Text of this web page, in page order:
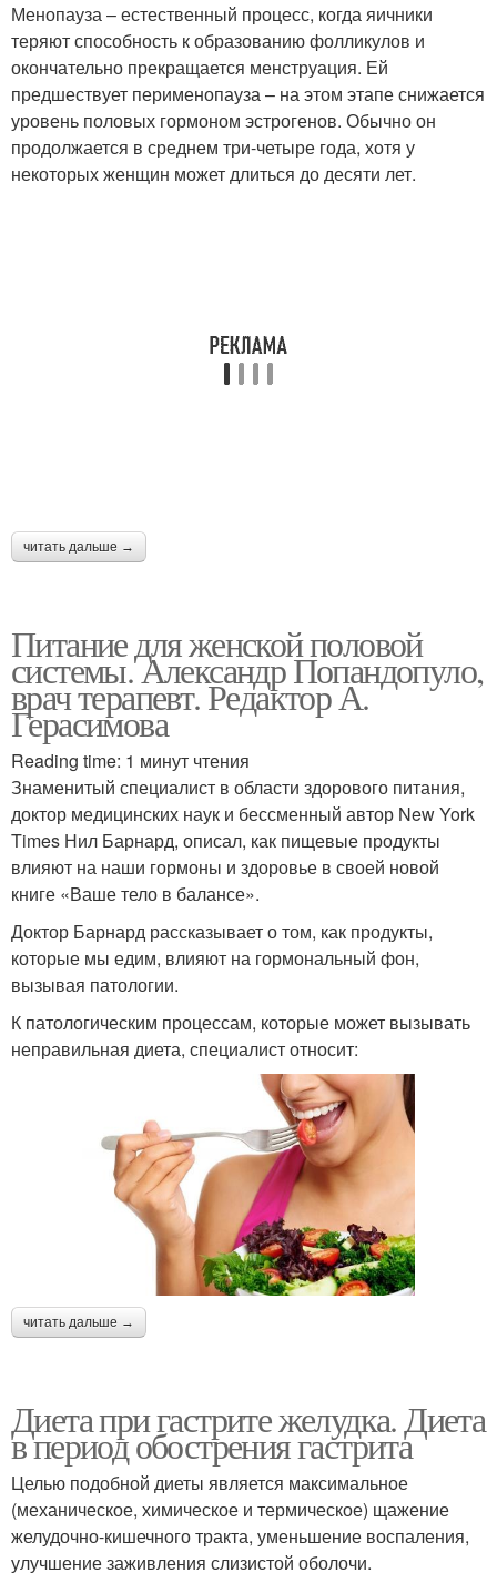
Менопауза – естественный процесс, когда яичники
теряют способность к образованию фолликулов и
окончательно прекращается менструация. Ей
предшествует перименопауза – на этом этапе снижается
уровень половых гормоном эстрогенов. Обычно он
продолжается в среднем три-четыре года, хотя у
некоторых женщин может длиться до десяти лет.
читать дальше →
Питание для женской половой
системы. Александр Попандопуло,
врач терапевт. Редактор А.
Герасимова
Reading time: 1 минут чтения
Знаменитый специалист в области здорового питания,
доктор медицинских наук и бессменный автор New York
Times Нил Барнард, описал, как пищевые продукты
влияют на наши гормоны и здоровье в своей новой
книге «Ваше тело в балансе».
Доктор Барнард рассказывает о том, как продукты,
которые мы едим, влияют на гормональный фон,
вызывая патологии.
К патологическим процессам, которые может вызывать
неправильная диета, специалист относит:
читать дальше →
Диета при гастрите желудка. Диета
в период обострения гастрита
Целью подобной диеты является максимальное
(механическое, химическое и термическое) щажение
желудочно-кишечного тракта, уменьшение воспаления,
улучшение заживления слизистой оболочи.